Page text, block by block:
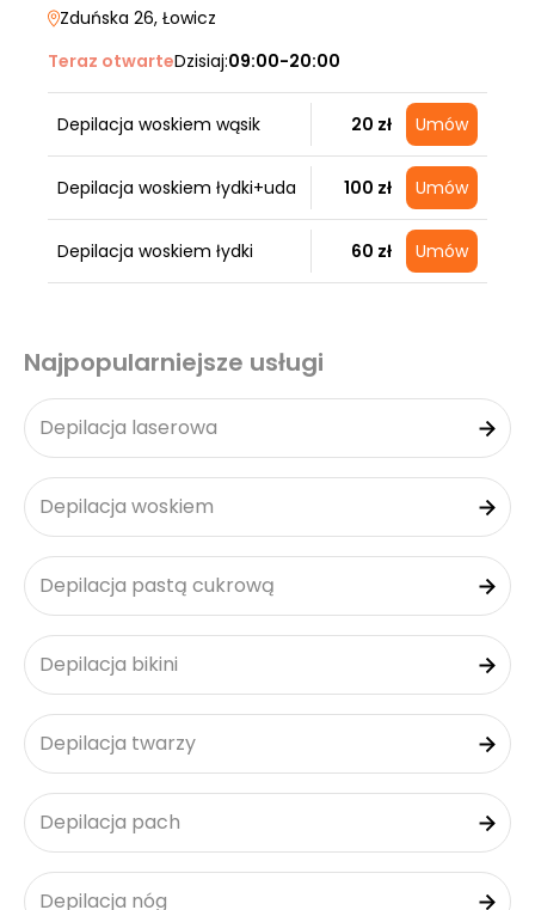
Zduńska 26, Łowicz
Teraz otwarteDzisiaj:09:00-20:00
Depilacja woskiem wąsik 20 zł Umów
Depilacja woskiem łydki+uda 100 zł Umów
Depilacja woskiem łydki 60 zł Umów
Najpopularniejsze usługi
Depilacja laserowa
Depilacja woskiem
Depilacja pastą cukrową
Depilacja bikini
Depilacja twarzy
Depilacja pach
Depilacja nóg